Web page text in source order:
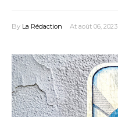
By La Rédaction At août 06, 2023